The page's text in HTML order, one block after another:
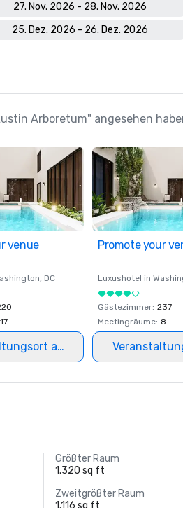
27. Nov. 2026 - 28. Nov. 2026
25. Dez. 2026 - 26. Dez. 2026
Arboretum" angesehen
venue
, DC
17
auswählen
Promote your
Luxushotel in
Gästezimmer: 237
Meetingräume: 8
Größter Raum
1.320 sq ft
Zweitgrößter Raum
1.116 sq ft